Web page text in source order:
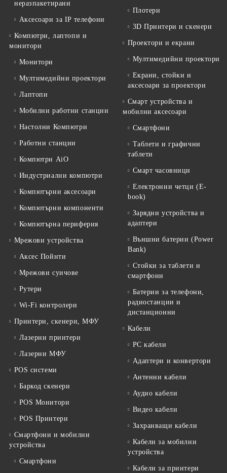
неразпакетирани
Аксесоари за IP телефони
Компютри, лаптопи и
монитори
Монитори
Мултимедийни проектори
Лаптопи
Мобилни работни станции
Настолни Компютри
Работни станции
Компютри AiO
Индустриални компютри
Компютърни аксесоари
Компютърни компоненти
Компютърна периферия
Мрежови устройства
Аксес Пойнти
Мрежови суичове
Рутери
Wi-Fi контролери
Принтери, скенери, МФУ
Лазерни принтери
Лазерни МФУ
POS системи
Баркод скенери
POS Монитори
POS Принтери
Смартфони и мобилни
устройства
Смартфони
Плотери
3D Принтери и скенери
Проектори и екрани
Мултимедийни проектори
Екрани, стойки и
аксесоари за проектори
Смарт устройства и
мобилни аксесоари
Смартфони
Таблети и графични
таблети
Смарт часовници
Електронни четци (E-
book)
Зарядни устройства и
адаптери
Външни батерии (Power
Bank)
Стойки за таблети и
смартфони
Батерии за телефони,
радиостанции и
дистанционни
Кабели
PC кабели
Адаптери и конвертори
Антенни кабели
Аудио кабели
Видео кабели
Захранващи кабели
Кабели за мобилни
устройства
Кабели за принтери